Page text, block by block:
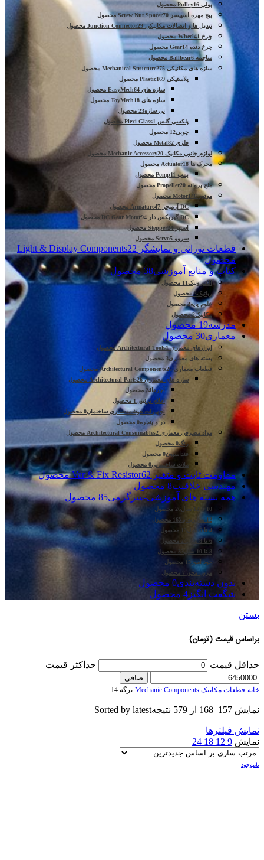
پولی Pulley 16 محصول
پیچ مهره اسپیسر Screw Nut Spacer 70 محصول
تبدیل ها و اتصالات مکانیکی Junction Connector29 محصول
چرخ Wheel 41 محصول
چرخ دنده Gear 14 محصول
ساچمه Ballbear 6 محصول
سازه های مکانیکی Mechanical Structure275 محصول
پلاستیکی Plastic 169 محصول
سازه های EasyMech 64 محصول
سازه های ToyMech 18 محصول
نی سازه23 محصول
پلکسی گلس Plexi Glass 1 محصول
چوبی12 محصول
فلزی Metal 82 محصول
لوازم جانبی مکانیک Mechanic Accessory 20 محصول
محرک ها Actuator 18 محصول
پمپ Pomp 11 محصول
ملخ پروانه Propeller 20 محصول
موتور Motor146 محصول
DC آرمیچر Armature
47 محصول
DC گیربکس دار DC Gear Motor
94 محصول
استپر Stepper24 محصول
سروو Servo 5 محصول
قطعات نورانی و نمایشگر Light & Display Components 22
محصول
کتاب و منابع آموزشی38 محصول
الکترونیک11 محصول
رباتیک3 محصول
علوم پایه2 محصول
مکانیک2 محصول
مدرسه19 محصول
معماری30 محصول
ابزارهای معماری Architectural Tools1 محصول
بسته های معماری3 محصول
قطعات معماری Architectural Components 26 محصول
سازه های معماری Architectural Parts26 محصول
آجرها24 محصول
اقلام تزئینی1 محصول
تجهیزات هوشمندسازی ساختمان0 محصول
در و پنجره0 محصول
مواد مصرفی معماری Architectural Consumables 2 محصول
رنگ0 محصول
فنداسیون0 محصول
ملات ساختمانی0 محصول
مقاومت ثابت و متغیر Var & Fix Resistor62 محصول
مهندسی خلاقیت8 محصول
همه بسته های آموزشی-سرگرمی85 محصول
10 تا 12 سال
26 محصول
12 سال به بالا
16 محصول
4 تا 6 سال
13 محصول
6 تا 8 سال
24 محصول
8 تا 10 سال
33 محصول
خود آموز 15 محصول
مربی محور 7 محصول
بدون دسته‌بندی0 محصول
شگفت انگیز 4 محصول
بستن
براساس قیمت (تومان)
حداقل قیمت حداكثر قيمت
صافی
خانه قطعات مکانیک Mechanic Components برگه 14
نمایش 157–168 از 579 نتیجه Sorted by latest
نمایش فیلترها
نمایش 9
12
18
24
ناموجود